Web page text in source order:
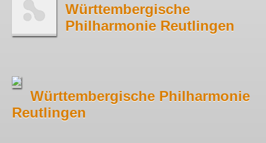
Württembergische
Philharmonie Reutlingen
Württembergische Philharmonie
Reutlingen